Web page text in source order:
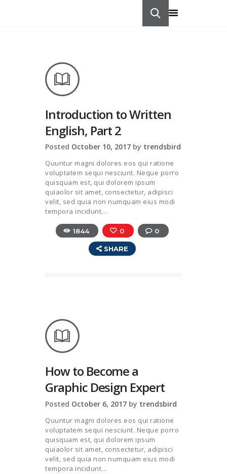
ABOUT US
STUDY IN
CONTACTS
Introduction to Written
English, Part 2
Posted October 10, 2017 by trendsbird
Quuntur magni dolores eos qui ratione
voluptatem sequi nesciunt. Neque porro
quisquam est, qui dolorem ipsum
quiaolor sit amet, consectetur, adipisci
velit, sed quia non numquam eius modi
tempora incidunt…
1844 0 0
SHARE
How to Become a
Graphic Design Expert
Posted October 6, 2017 by trendsbird
Quuntur magni dolores eos qui ratione
voluptatem sequi nesciunt. Neque porro
quisquam est, qui dolorem ipsum
quiaolor sit amet, consectetur, adipisci
velit, sed quia non numquam eius modi
tempora incidunt…